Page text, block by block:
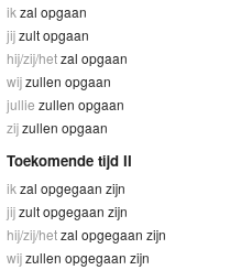
ik zal opgaan
jijzult opgaan
hij/zij/hetzal opgaan
wijzullen opgaan
jullie zullen opgaan
zijzullen opgaan
Toekomende tijd II
ik zal opgegaan zijn
jijzult opgegaan zijn
hij/zij/hetzal opgegaan zijn
wijzullen opgegaan zijn